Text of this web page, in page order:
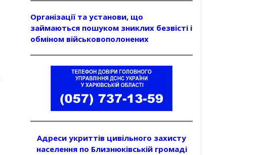
Організації та установи, що
займаються пошуком зниклих безвісті і
обміном військовополонених
Адреси укриттів цивільного захисту
населення по Близнюківській громаді